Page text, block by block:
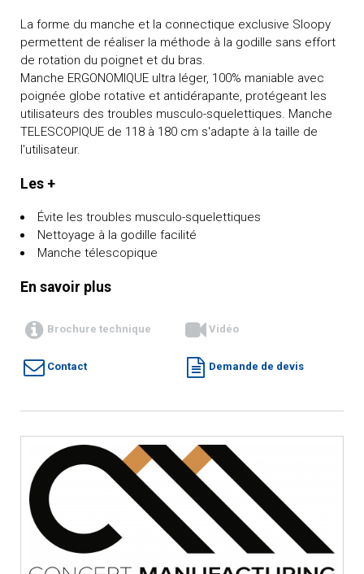
La forme du manche et la connectique exclusive Sloopy
permettent de réaliser la méthode à la godille sans effort
de rotation du poignet et du bras.
Manche ERGONOMIQUE ultra léger, 100% maniable avec
poignée globe rotative et antidérapante, protégeant les
utilisateurs des troubles musculo-squelettiques. Manche
TELESCOPIQUE de 118 à 180 cm s'adapte à la taille de
l'utilisateur.
Les +
Évite les troubles musculo-squelettiques
Nettoyage à la godille facilité
Manche télescopique
En savoir plus
Brochure technique Vidéo
Contact Demande de devis